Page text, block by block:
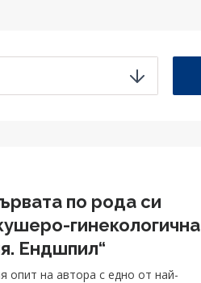
по рода си
гинекологична
Ендшпил“
опит на автора с едно от най-